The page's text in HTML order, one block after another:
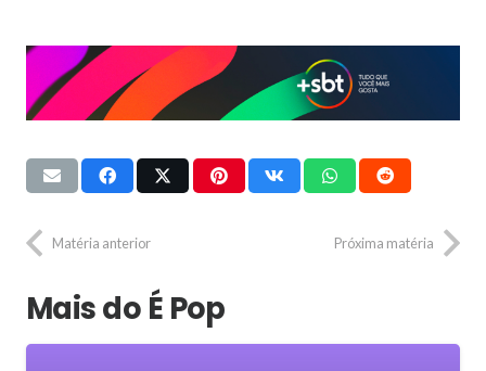
Matéria anterior Próxima matéria
Mais do É Pop